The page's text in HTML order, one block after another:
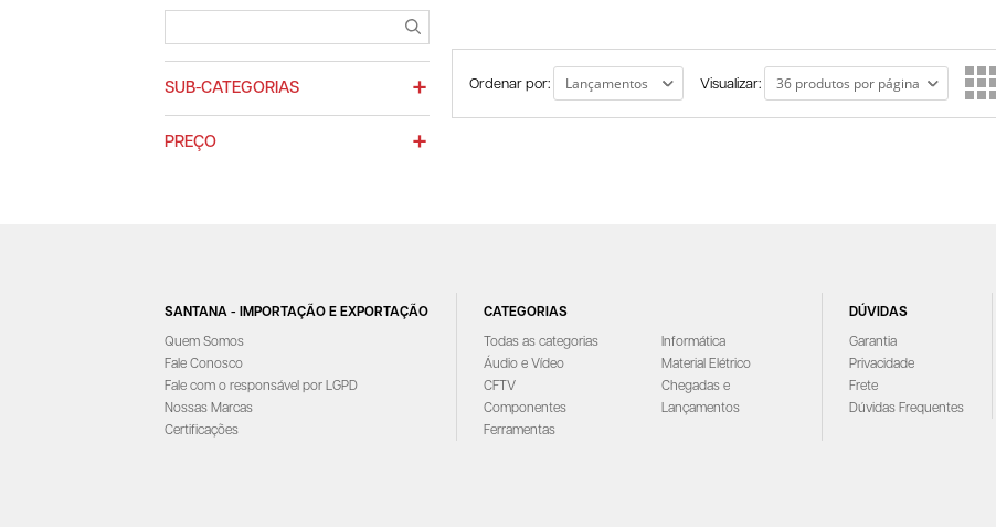
SUB-CATEGORIAS
PREÇO
Ordenar por: Visualizar:
SANTANA - IMPORTAÇÃO E EXPORTAÇÃO
Quem Somos
Fale Conosco
Fale com o responsável por LGPD
Nossas Marcas
Certificações
CATEGORIAS
Todas as categorias
Áudio e Vídeo
CFTV
Componentes
Ferramentas
Informática
Material Elétrico
Chegadas e
Lançamentos
DÚVIDAS
Garantia
Privacidade
Frete
Dúvidas Frequentes